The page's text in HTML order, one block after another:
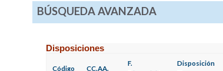
BÚSQUEDA AVANZADA
Disposiciones
Código CC.AA.
F.
Disposición